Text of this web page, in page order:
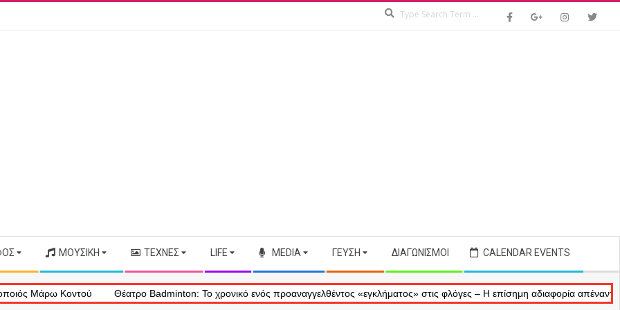
ΜΟΥΣΙΚΉ ΤΈΧΝΕΣ LIFE MEDIA ΓΕΎΣΗ ΔΙΑΓΩΝΙΣΜΟΊ CALENDAR EVENTS
Κοντού Θέατρο Badminton: Το χρονικό ενός προαναγγελθέντος «εγκλήματος» στις φλόγες – Η επίσημη αδιαφορία απέναντι στις